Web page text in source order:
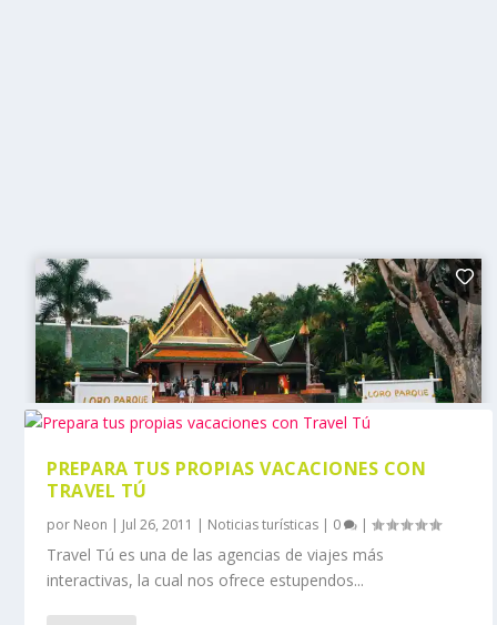
PREPARA TUS PROPIAS VACACIONES CON
TRAVEL TÚ
por Neon | Jul 26, 2011 | Noticias turísticas | 0 |
Travel Tú es una de las agencias de viajes más
interactivas, la cual nos ofrece estupendos...